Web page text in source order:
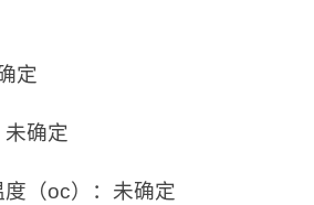
定
确定
（oc）：未确定